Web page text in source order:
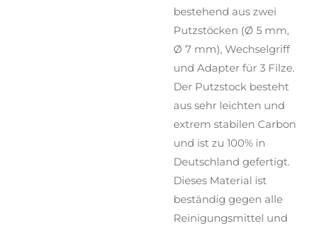
bestehend aus zwei
Putzstöcken (Ø 5 mm,
Ø 7 mm), Wechselgriff
und Adapter für 3 Filze.
Der Putzstock besteht
aus sehr leichten und
extrem stabilen Carbon
und ist zu 100% in
Deutschland gefertigt.
Dieses Material ist
beständig gegen alle
Reinigungsmittel und